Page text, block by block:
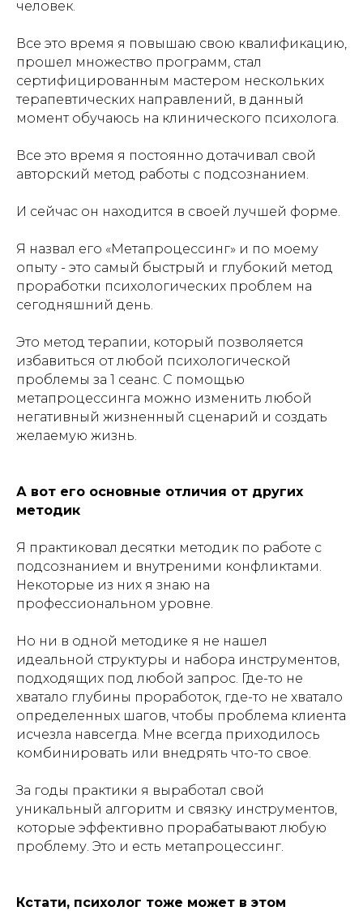
человек.
Все это время я повышаю свою квалификацию,
прошел множество программ, стал
сертифицированным мастером нескольких
терапевтических направлений, в данный
момент обучаюсь на клинического психолога.
Все это время я постоянно дотачивал свой
авторский метод работы с подсознанием.
И сейчас он находится в своей лучшей форме.
Я назвал его «Метапроцессинг» и по моему
опыту - это самый быстрый и глубокий метод
проработки психологических проблем на
сегодняшний день.
Это метод терапии, который позволяется
избавиться от любой психологической
проблемы за 1 сеанс. С помощью
метапроцессинга можно изменить любой
негативный жизненный сценарий и создать
желаемую жизнь.
А вот его основные отличия от других
методик
Я практиковал десятки методик по работе с
подсознанием и внутреними конфликтами.
Некоторые из них я знаю на
профессиональном уровне.
Но ни в одной методике я не нашел
идеальной структуры и набора инструментов,
подходящих под любой запрос. Где-то не
хватало глубины проработок, где-то не хватало
определенных шагов, чтобы проблема клиента
исчезла навсегда. Мне всегда приходилось
комбинировать или внедрять что-то свое.
За годы практики я выработал свой
уникальный алгоритм и связку инструментов,
которые эффективно прорабатывают любую
проблему. Это и есть метапроцессинг.
Кстати, психолог тоже может в этом